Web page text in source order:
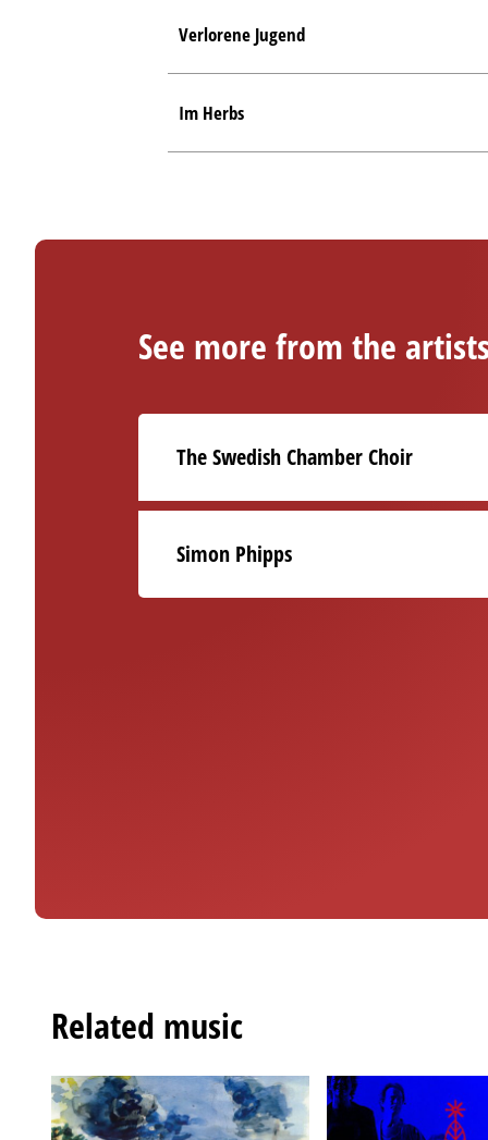
Verlorene Jugend
Im Herbs
See more from the
The Swedish Chamber Choir
Simon Phipps
Related music